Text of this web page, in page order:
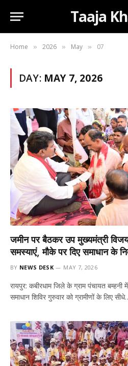
Taaja
Home » 2026 » May » 07
DAY: MAY 7, 2026
जमीन पर बैठकर उप मुख्यमंत्री विजय
समस्याएं, मौके पर दिए समाधान के
BY NEWS DESK MAY 7, 2026
रायपुर: कबीरधाम जिले के ग्राम पंचायत
समाधान शिविर गुरुवार को ग्रामीणों के लिए